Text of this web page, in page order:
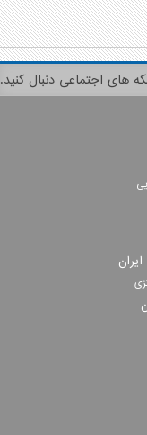
های اجتماعی دنبال کنید.